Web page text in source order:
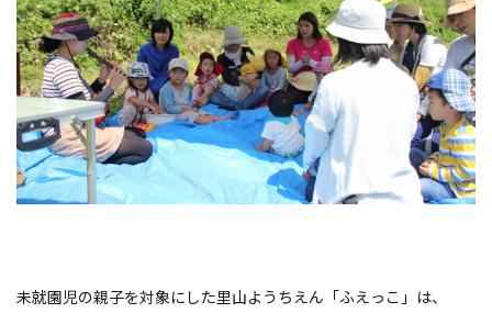
未就園児の親子を対象にした里山ようちえん「ふえっこ」は、